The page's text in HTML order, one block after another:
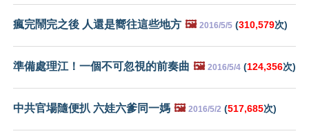
瘋完鬧完之後 人還是嚮往這些地方 🖼️ 2016/5/5 (310,579次)
準備處理江！一個不可忽視的前奏曲 🖼️ 2016/5/4 (124,356次)
中共官場隨便扒 六娃六爹同一媽 🖼️ 2016/5/2 (517,685次)